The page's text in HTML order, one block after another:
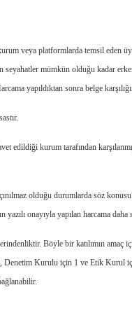
veya platformlarda temsil eden
mümkün olduğu kadar
yapıldıktan sonra belge
edildiği kurum tarafından
olduğu durumlarda söz
onayıyla yapılan harcama daha
Böyle bir katılımın amaç
Kurulu için 1 ve Etik Kurul